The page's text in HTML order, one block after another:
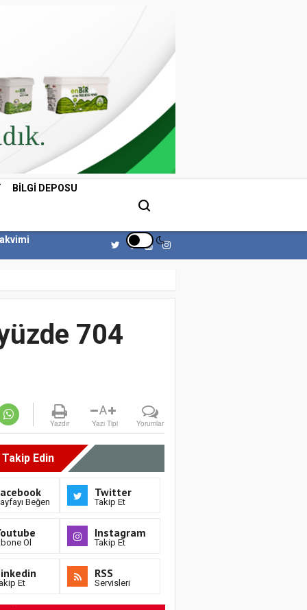
BILGI DEPOSU
704
Yazdır
A
Yazı Tipi Yorumlar
Edin
Beğen
Twitter
Takip Et
Ol
Instagram
Takip Et
Et
RSS
Servisleri